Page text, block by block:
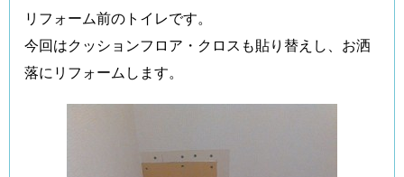
リフォーム前のトイレです。
今回はクッションフロア・クロスも貼り替えし、お洒
落にリフォームします。